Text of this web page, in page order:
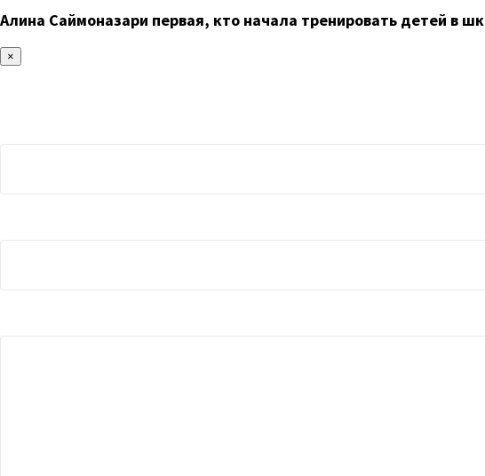
Алина Саймоназари первая, кто начала тренировать детей в
×